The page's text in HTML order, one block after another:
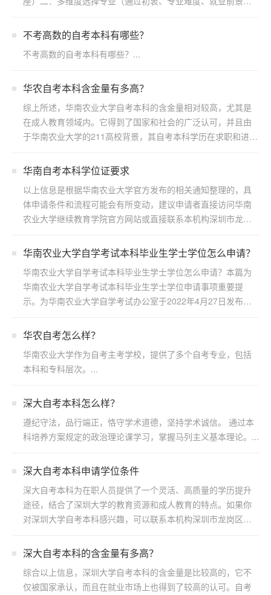
不考高数的自考本科有哪些？
不考高数的自考本科有哪些？...
华农自考本科含金量有多高？
综上所述，华南农业大学自考本科的含金量相对较高，尤其是
在成人教育领域内。它得到了国家和社会的广泛认可，并且由
于华南农业大学的211高校背景，其自考本科学历在求职和进一
华南自考本科学位证要求
以上信息是根据华南农业大学官方发布的相关通知整理的，具
体申请条件和流程可能会有所变动，建议申请者直接访问华南
农业大学继续教育学院官方网站或直接联系本机构深圳市龙岗
华南农业大学自学考试本科毕业生学士学位怎么申请？
华南农业大学自学考试本科毕业生学士学位怎么申请？本篇为
华南农业大学自学考试本科毕业生学士学位申请事项重要提
示。为华南农业大学自学考试办公室于2022年4月27日发布，
华农自考怎么样？
华南农业大学作为自考主考学校，提供了多个自考专业，包括
本科和专科层次。...
深大自考本科怎么样？
遵纪守法，品行端正，恪守学术道德，坚持学术诚信。 通过本
科培养方案规定的政治理论课学习，掌握马列主义基本理论。...
深大自考本科申请学位条件
深大自考本科为在职人员提供了一个灵活、高质量的学历提升
途径，结合了深圳大学的教育资源和成人教育的特点。如果你
对深圳大学自考本科感兴趣，可以联系本机构深圳市龙岗区浩
​深大自考本科的含金量有多高？
综合以上信息，深圳大学自考本科的含金量是比较高的，它不
仅被国家承认，而且在就业市场上也得到了较高的认可。自考